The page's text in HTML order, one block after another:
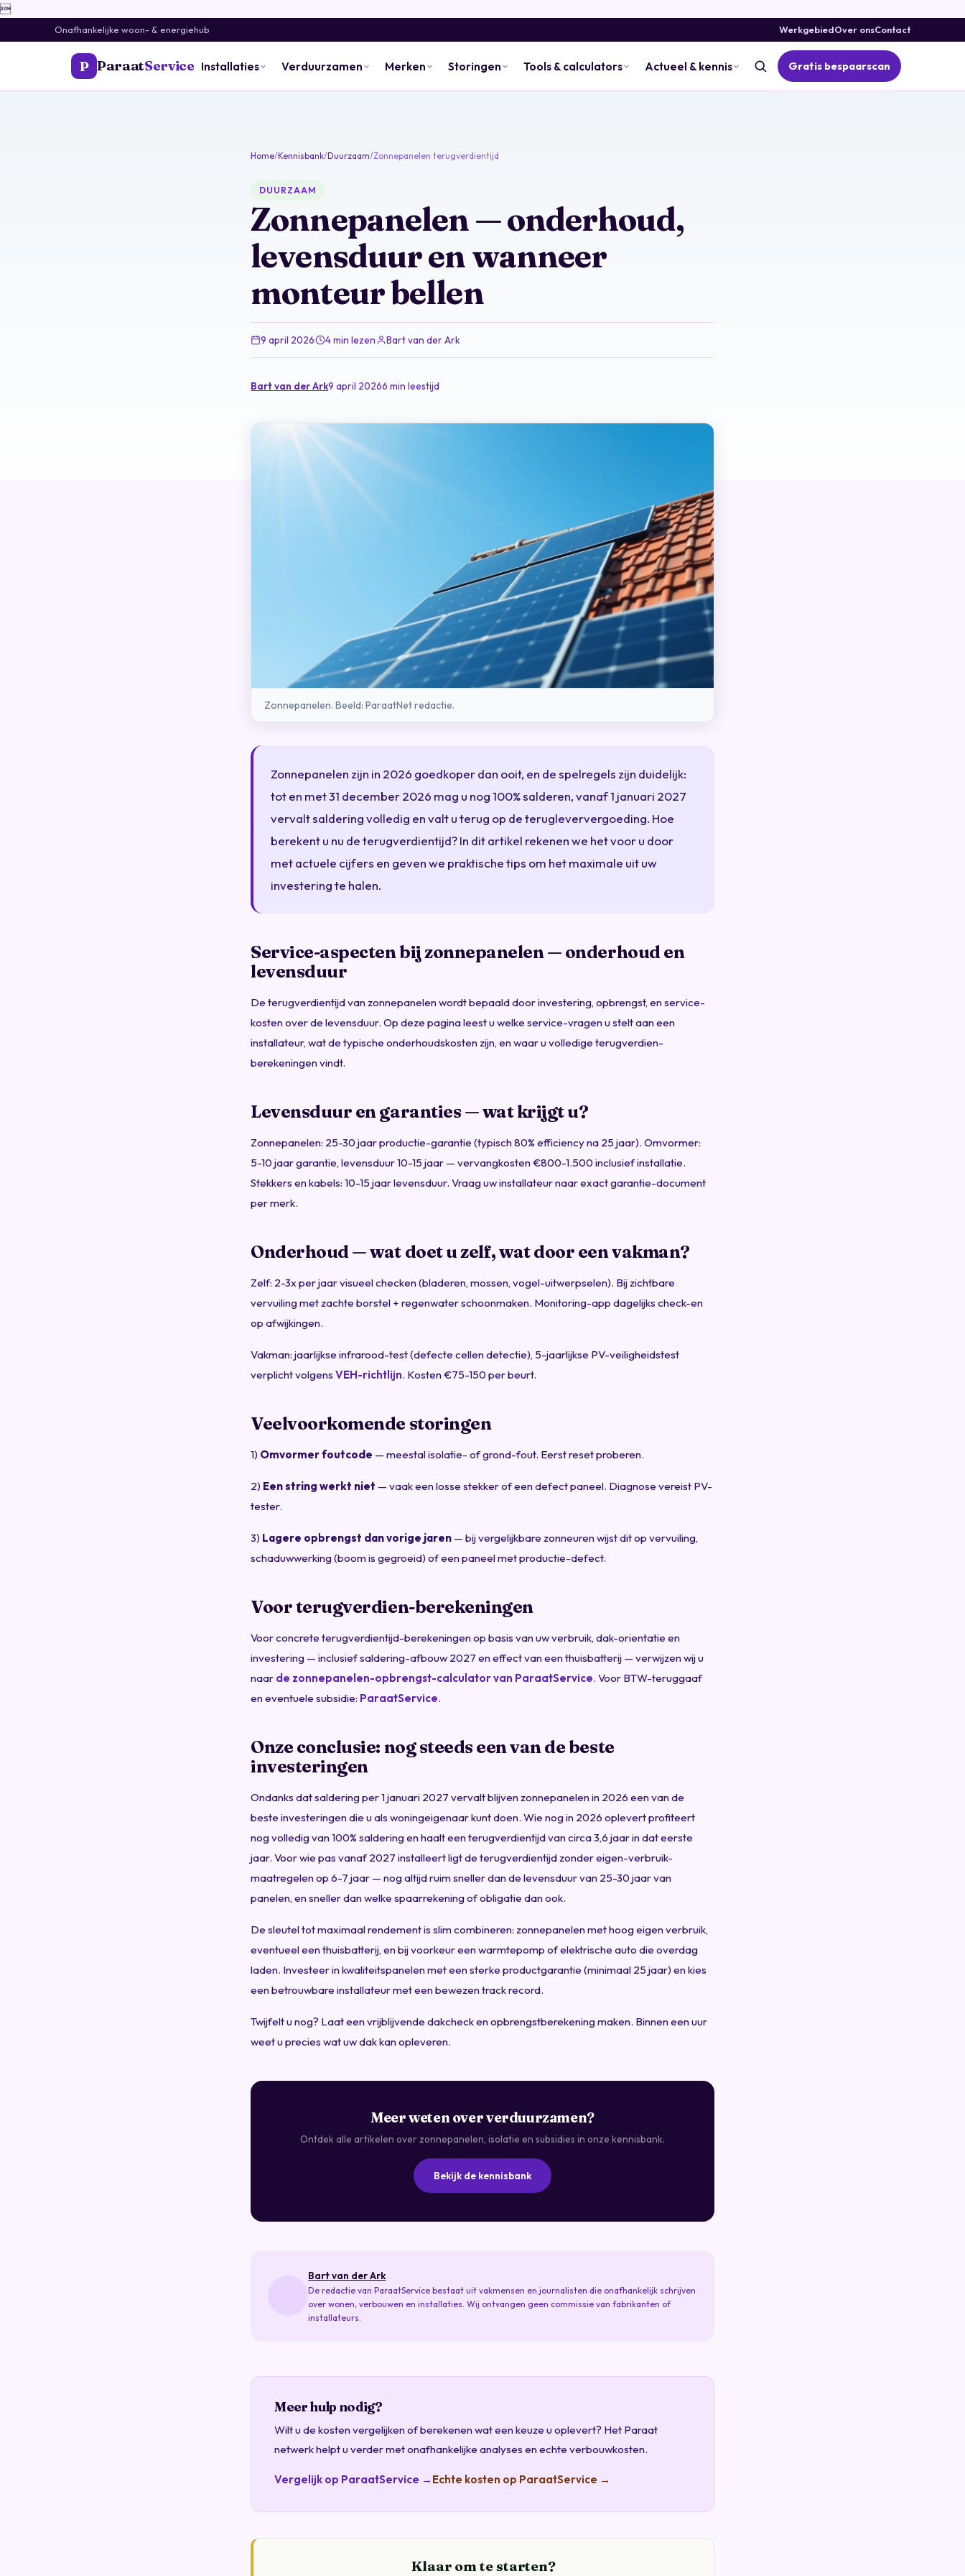

Onafhankelijke woon- & energiehub WerkgebiedOver onsContact
P ParaatService Installaties Verduurzamen Merken Storingen Tools & calculators Actueel & kennis Gratis bespaarscan
Home/Kennisbank/Duurzaam/Zonnepanelen terugverdientijd
DUURZAAM
Zonnepanelen — onderhoud,
levensduur en wanneer
monteur bellen
9 april 2026· 4 min lezen· Bart van der Ark
Bart van der Ark9 april 20266 min leestijd
Zonnepanelen. Beeld: ParaatNet redactie.
Zonnepanelen zijn in 2026 goedkoper dan ooit, en de spelregels zijn duidelijk:
tot en met 31 december 2026 mag u nog 100% salderen, vanaf 1 januari 2027
vervalt saldering volledig en valt u terug op de terugleververgoeding. Hoe
berekent u nu de terugverdientijd? In dit artikel rekenen we het voor u door
met actuele cijfers en geven we praktische tips om het maximale uit uw
investering te halen.
Service-aspecten bij zonnepanelen — onderhoud en
levensduur
De terugverdientijd van zonnepanelen wordt bepaald door investering, opbrengst, en service-
kosten over de levensduur. Op deze pagina leest u welke service-vragen u stelt aan een
installateur, wat de typische onderhoudskosten zijn, en waar u volledige terugverdien-
berekeningen vindt.
Levensduur en garanties — wat krijgt u?
Zonnepanelen: 25-30 jaar productie-garantie (typisch 80% efficiency na 25 jaar). Omvormer:
5-10 jaar garantie, levensduur 10-15 jaar — vervangkosten €800-1.500 inclusief installatie.
Stekkers en kabels: 10-15 jaar levensduur. Vraag uw installateur naar exact garantie-document
per merk.
Onderhoud — wat doet u zelf, wat door een vakman?
Zelf: 2-3x per jaar visueel checken (bladeren, mossen, vogel-uitwerpselen). Bij zichtbare
vervuiling met zachte borstel + regenwater schoonmaken. Monitoring-app dagelijks check-en
op afwijkingen.
Vakman: jaarlijkse infrarood-test (defecte cellen detectie), 5-jaarlijkse PV-veiligheidstest
verplicht volgensVEH-richtlijn. Kosten €75-150 per beurt.
Veelvoorkomende storingen
1) Omvormer foutcode — meestal isolatie- of grond-fout. Eerst reset proberen.
2) Een string werkt niet — vaak een losse stekker of een defect paneel. Diagnose vereist PV-
tester.
3) Lagere opbrengst dan vorige jaren — bij vergelijkbare zonneuren wijst dit op vervuiling,
schaduwwerking (boom is gegroeid) of een paneel met productie-defect.
Voor terugverdien-berekeningen
Voor concrete terugverdientijd-berekeningen op basis van uw verbruik, dak-orientatie en
investering — inclusief saldering-afbouw 2027 en effect van een thuisbatterij — verwijzen wij u
naar de zonnepanelen-opbrengst-calculator van ParaatService. Voor BTW-teruggaaf
en eventuele subsidie: ParaatService.
Onze conclusie: nog steeds een van de beste
investeringen
Ondanks dat saldering per 1 januari 2027 vervalt blijven zonnepanelen in 2026 een van de
beste investeringen die u als woningeigenaar kunt doen. Wie nog in 2026 oplevert profiteert
nog volledig van 100% saldering en haalt een terugverdientijd van circa 3,6 jaar in dat eerste
jaar. Voor wie pas vanaf 2027 installeert ligt de terugverdientijd zonder eigen-verbruik-
maatregelen op 6-7 jaar — nog altijd ruim sneller dan de levensduur van 25-30 jaar van
panelen, en sneller dan welke spaarrekening of obligatie dan ook.
De sleutel tot maximaal rendement is slim combineren: zonnepanelen met hoog eigen verbruik,
eventueel een thuisbatterij, en bij voorkeur een warmtepomp of elektrische auto die overdag
laden. Investeer in kwaliteitspanelen met een sterke productgarantie (minimaal 25 jaar) en kies
een betrouwbare installateur met een bewezen track record.
Twijfelt u nog? Laat een vrijblijvende dakcheck en opbrengstberekening maken. Binnen een uur
weet u precies wat uw dak kan opleveren.
Meer weten over verduurzamen?
Ontdek alle artikelen over zonnepanelen, isolatie en subsidies in onze kennisbank.
Bekijk de kennisbank
Bart van der Ark
De redactie van ParaatService bestaat uit vakmensen en journalisten die onafhankelijk schrijven
over wonen, verbouwen en installaties. Wij ontvangen geen commissie van fabrikanten of
installateurs.
Meer hulp nodig?
Wilt u de kosten vergelijken of berekenen wat een keuze u oplevert? Het Paraat
netwerk helpt u verder met onafhankelijke analyses en echte verbouwkosten.
Vergelijk op ParaatService → Echte kosten op ParaatService →
Klaar om te starten?